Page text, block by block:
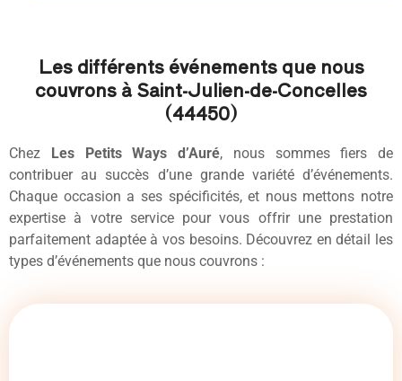
Les différents événements que nous
couvrons à Saint-Julien-de-Concelles
(44450)
Chez Les Petits Ways d’Auré, nous sommes fiers de
contribuer au succès d’une grande variété d’événements.
Chaque occasion a ses spécificités, et nous mettons notre
expertise à votre service pour vous offrir une prestation
parfaitement adaptée à vos besoins. Découvrez en détail les
types d’événements que nous couvrons :